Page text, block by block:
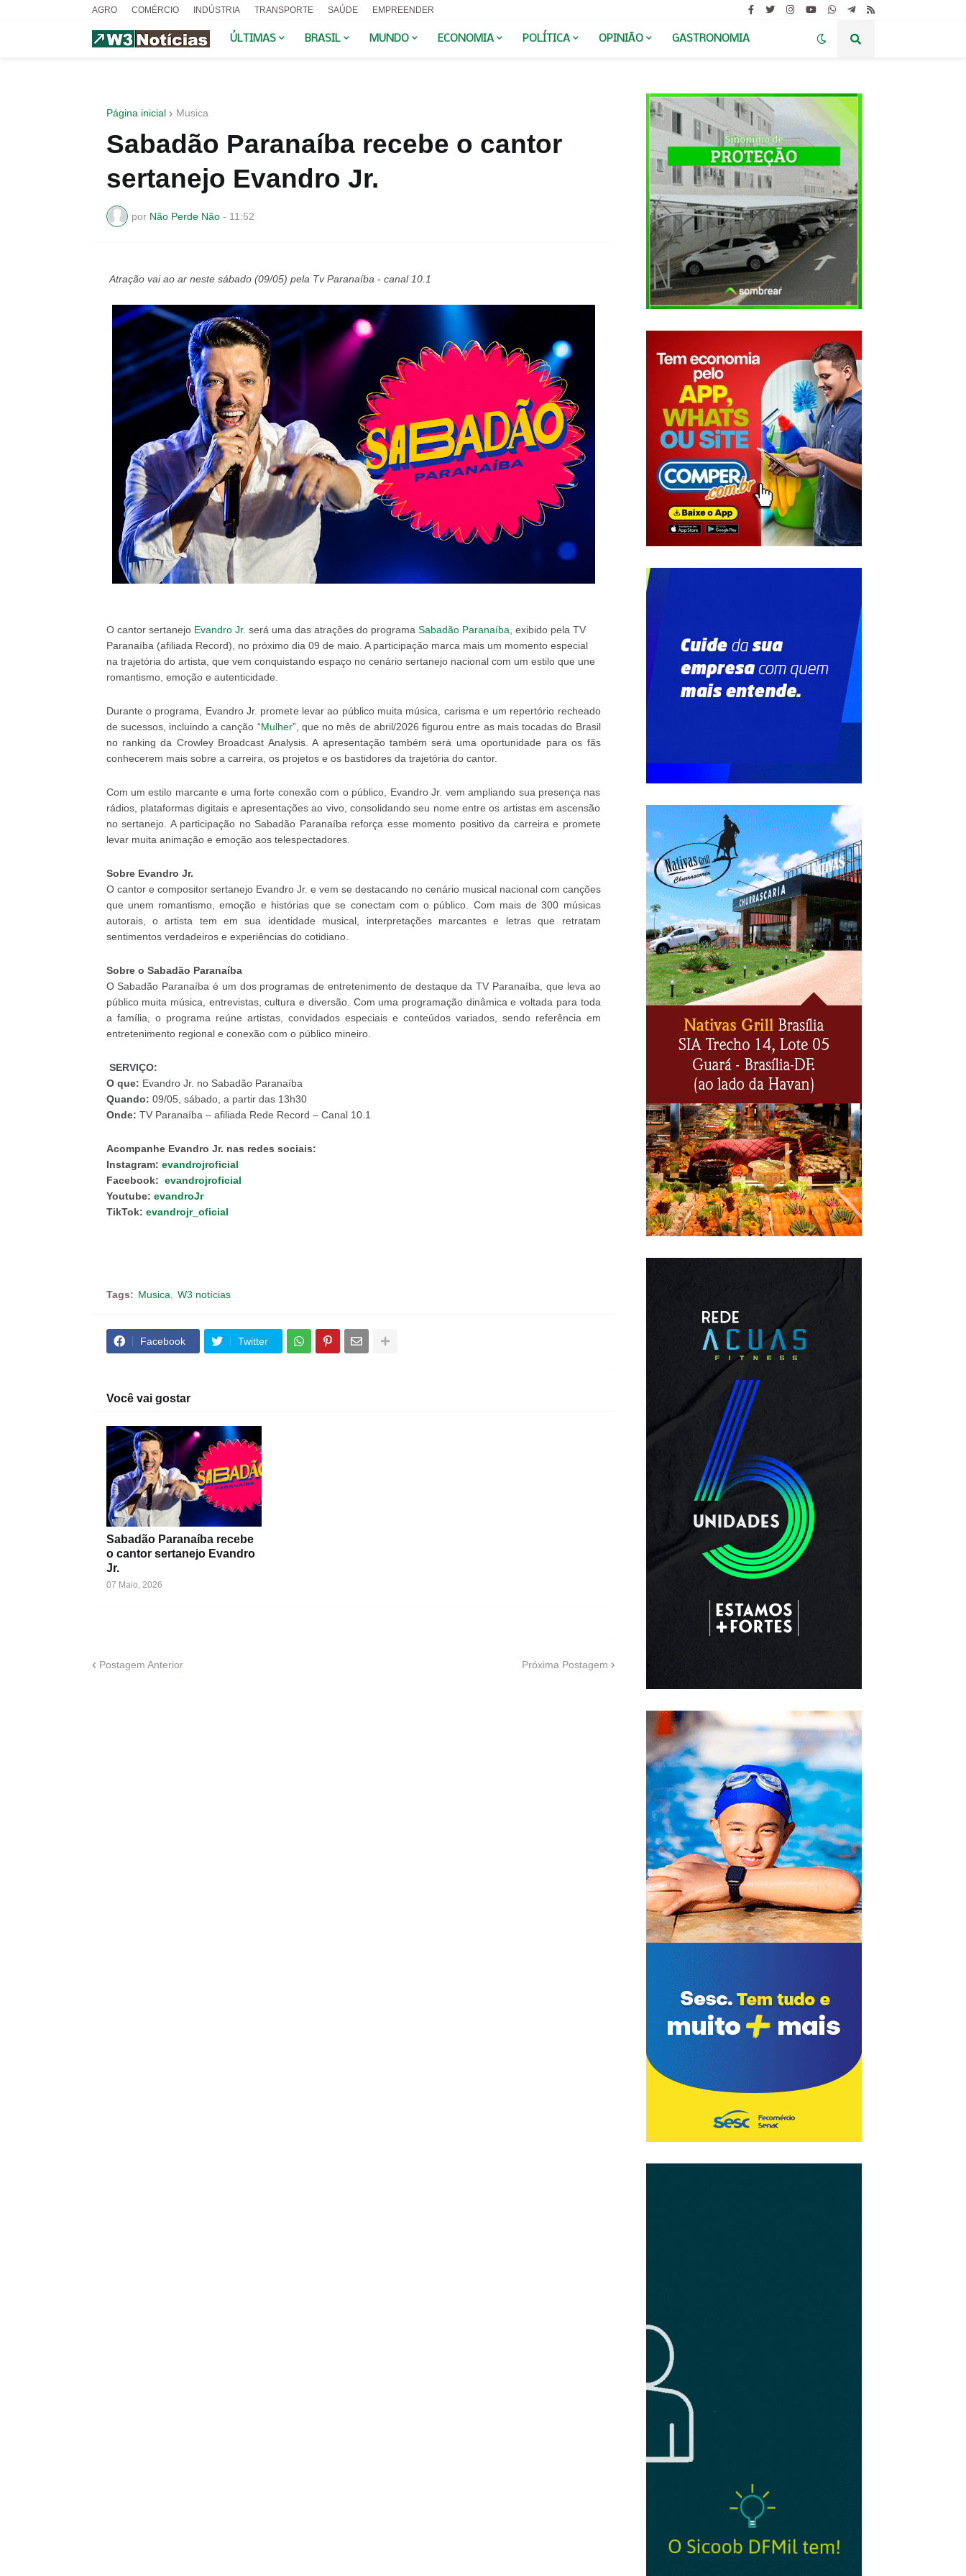
AGRO COMÉRCIO INDÚSTRIA TRANSPORTE SAÚDE EMPREENDER
ÚLTIMAS BRASIL MUNDO ECONOMIA POLÍTICA OPINIÃO GASTRONOMIA
Página inicial Musica
Sabadão Paranaíba recebe o cantor
sertanejo Evandro Jr.
por Não Perde Não - 11:52
Atração vai ao ar neste sábado (09/05) pela Tv Paranaíba - canal 10.1
O cantor sertanejo Evandro Jr. será uma das atrações do programa Sabadão Paranaíba , exibido pela TV
Paranaíba (afiliada Record), no próximo dia 09 de maio. A participação marca mais um momento especial
na trajetória do artista, que vem conquistando espaço no cenário sertanejo nacional com um estilo que une
romantismo, emoção e autenticidade.
Durante o programa, Evandro Jr. promete levar ao público muita música, carisma e um repertório recheado
de sucessos, incluindo a canção “Mulher”, que no mês de abril/2026 figurou entre as mais tocadas do Brasil
no ranking da Crowley Broadcast Analysis. A apresentação também será uma oportunidade para os fãs
conhecerem mais sobre a carreira, os projetos e os bastidores da trajetória do cantor.
Com um estilo marcante e uma forte conexão com o público, Evandro Jr. vem ampliando sua presença nas
rádios, plataformas digitais e apresentações ao vivo, consolidando seu nome entre os artistas em ascensão
no sertanejo. A participação no Sabadão Paranaíba reforça esse momento positivo da carreira e promete
levar muita animação e emoção aos telespectadores.
Sobre Evandro Jr.
O cantor e compositor sertanejo Evandro Jr. e vem se destacando no cenário musical nacional com canções
que unem romantismo, emoção e histórias que se conectam com o público. Com mais de 300 músicas
autorais, o artista tem em sua identidade musical, interpretações marcantes e letras que retratam
sentimentos verdadeiros e experiências do cotidiano.
Sobre o Sabadão Paranaíba
O Sabadão Paranaíba é um dos programas de entretenimento de destaque da TV Paranaíba, que leva ao
público muita música, entrevistas, cultura e diversão. Com uma programação dinâmica e voltada para toda
a família, o programa reúne artistas, convidados especiais e conteúdos variados, sendo referência em
entretenimento regional e conexão com o público mineiro.
SERVIÇO:
O que: Evandro Jr. no Sabadão Paranaíba
Quando: 09/05, sábado, a partir das 13h30
Onde: TV Paranaíba – afiliada Rede Record – Canal 10.1
Acompanhe Evandro Jr. nas redes sociais:
Instagram: evandrojroficial
Facebook: evandrojroficial
Youtube: evandroJr
TikTok: evandrojr_oficial
Tags: Musica W3 notícias
Facebook Twitter
Você vai gostar
Sabadão Paranaíba recebe
o cantor sertanejo Evandro
Jr.
07 Maio, 2026
Postagem Anterior Próxima Postagem